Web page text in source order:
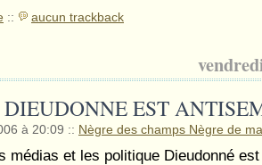
:: aucun trackback
EST
à 20:09 :: Nègre des champs Nègre de
médias et les politique Dieudonné